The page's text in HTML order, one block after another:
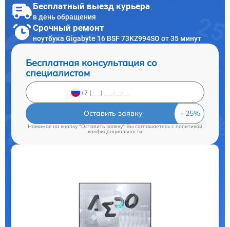
Бесплатный выезд курьера
в день обращения
Срочный ремонт
ноутбука Gigabyte 16 BSF 73KZ994SO от 35 минут
Бесплатная консультация со
специалистом
Оставить заявку
Нажимая на кнопку "Оставить заявку" Вы соглашаетесь cполитикой
конфиденциальности